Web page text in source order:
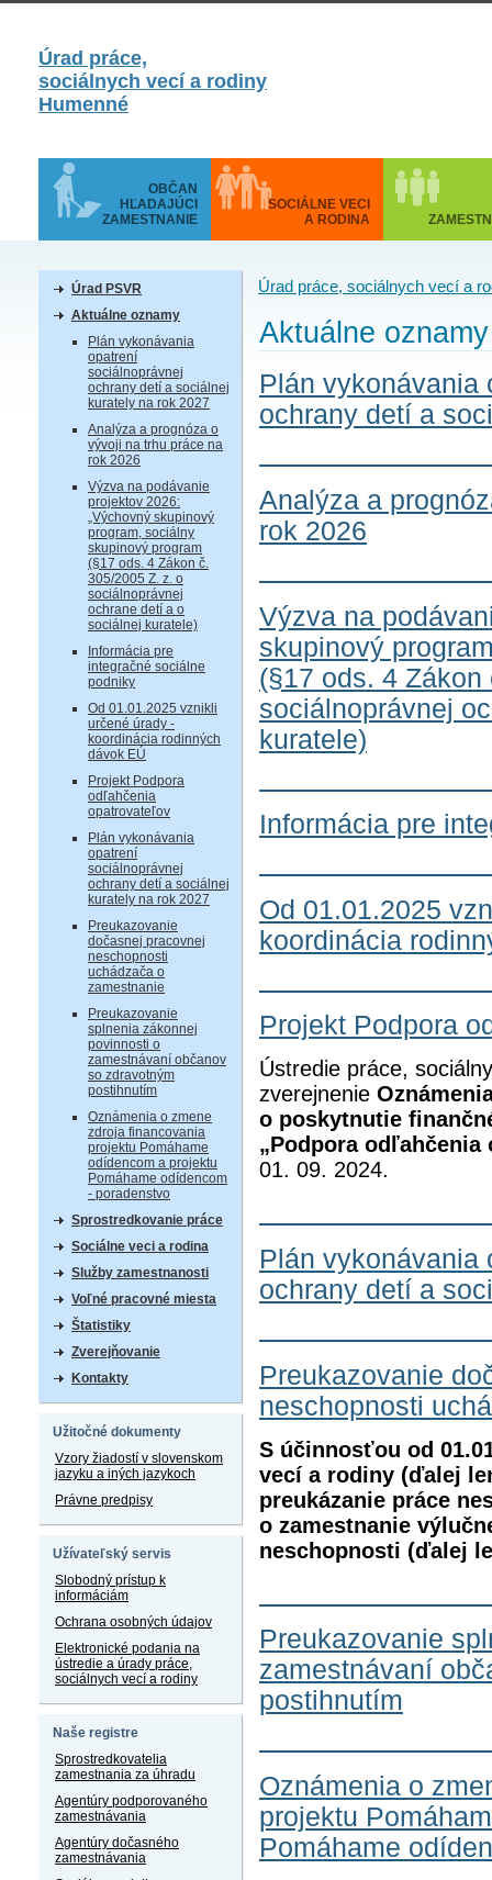
Úrad práce,
sociálnych vecí a rodiny
Humenné
OBČAN
HĽADAJÚCI
ZAMESTNANIE
SOCIÁLNE VECI
A RODINA
Úrad PSVR
Aktuálne oznamy
Plán vykonávania
opatrení
sociálnoprávnej
ochrany detí a sociálnej
kurately na rok 2027
Analýza a prognóza o
vývoji na trhu práce na
rok 2026
Výzva na podávanie
projektov 2026:
„Výchovný skupinový
program, sociálny
skupinový program
(§17 ods. 4 Zákon č.
305/2005 Z. z. o
sociálnoprávnej
ochrane detí a o
sociálnej kuratele)
Informácia pre
integračné sociálne
podniky
Od 01.01.2025 vznikli
určené úrady -
koordinácia rodinných
dávok EÚ
Projekt Podpora
odľahčenia
opatrovateľov
Plán vykonávania
opatrení
sociálnoprávnej
ochrany detí a sociálnej
kurately na rok 2027
Preukazovanie
dočasnej pracovnej
neschopnosti
uchádzača o
zamestnanie
Preukazovanie
splnenia zákonnej
povinnosti o
zamestnávaní občanov
so zdravotným
postihnutím
Oznámenia o zmene
zdroja financovania
projektu Pomáhame
odídencom a projektu
Pomáhame odídencom
- poradenstvo
Sprostredkovanie práce
Sociálne veci a rodina
Služby zamestnanosti
Voľné pracovné miesta
Štatistiky
Zverejňovanie
Kontakty
Užitočné dokumenty
Vzory žiadostí v slovenskom
jazyku a iných jazykoch
Právne predpisy
Užívateľský servis
Slobodný prístup k
informáciám
Ochrana osobných údajov
Elektronické podania na
ústredie a úrady práce,
sociálnych vecí a rodiny
Naše registre
Sprostredkovatelia
zamestnania za úhradu
Agentúry podporovaného
zamestnávania
Agentúry dočasného
zamestnávania
Úrad práce, sociálnych vecí a
Aktuálne oznamy
Plán vykonávania
ochrany detí a
Analýza a
rok 2026
Výzva na
skupinový
(§17 ods. 4
sociálnoprávnej
kuratele)
Informácia pre
Od 01.01.2025
koordinácia
Projekt Podpora
Ústredie práce,
zverejnenie
o poskytnutie
„Podpora odľahčenia
01. 09. 2024.
Plán vykonávania
ochrany detí a
Preukazovanie
neschopnosti
S účinnosťou od
vecí a rodiny (ďalej
preukázanie práce
o zamestnanie
neschopnosti (ďalej
Preukazovanie
zamestnávaní
postihnutím
Oznámenia o
projektu
Pomáhame